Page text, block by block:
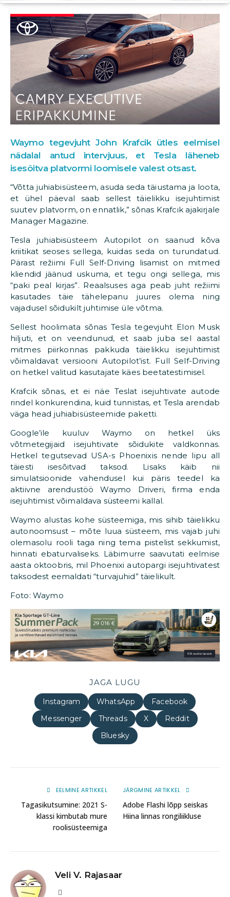
Waymo tegevjuht John Krafcik ütles eelmisel
nädalal antud intervjuus, et Tesla läheneb
isesõitva platvormi loomisele valest otsast.
“Võtta juhiabisüsteem, asuda seda täiustama ja loota,
et ühel päeval saab sellest täielikku isejuhtimist
suutev platvorm, on ennatlik,” sõnas Krafcik ajakirjale
Manager Magazine.
Tesla juhiabisüsteem Autopilot on saanud kõva
kriitikat seoses sellega, kuidas seda on turundatud.
Pärast režiimi Full Self-Driving lisamist on mitmed
kliendid jäänud uskuma, et tegu ongi sellega, mis
“paki peal kirjas”. Reaalsuses aga peab juht režiimi
kasutades täie tähelepanu juures olema ning
vajadusel sõidukilt juhtimise üle võtma.
Sellest hoolimata sõnas Tesla tegevjuht Elon Musk
hiljuti, et on veendunud, et saab juba sel aastal
mitmes piirkonnas pakkuda täielikku isejuhtimist
võimaldavat versiooni Autopilot’ist. Full Self-Driving
on hetkel valitud kasutajate käes beetatestimisel.
Krafcik sõnas, et ei näe Teslat isejuhtivate autode
rindel konkurendina, kuid tunnistas, et Tesla arendab
väga head juhiabisüsteemide paketti.
Google’ile kuuluv Waymo on hetkel üks
võtmetegijaid isejuhtivate sõidukite valdkonnas.
Hetkel tegutsevad USA-s Phoenixis nende lipu all
täiesti isesõitvad taksod. Lisaks käib nii
simulatsioonide vahendusel kui päris teedel ka
aktiivne arendustöö Waymo Driveri, firma enda
isejuhtimist võimaldava süsteemi kallal.
Waymo alustas kohe süsteemiga, mis sihib täielikku
autonoomsust – mõte luua süsteem, mis vajab juhi
olemasolu rooli taga ning tema pistelist sekkumist,
hinnati ebaturvaliseks. Läbimurre saavutati eelmise
aasta oktoobris, mil Phoenixi autopargi isejuhtivatest
taksodest eemaldati “turvajuhid” täielikult.
Foto: Waymo
JAGA LUGU
Instagram WhatsApp
Facebook
Messenger
Threads X
Reddit
Bluesky
EELMINE ARTIKKEL
Tagasikutsumine: 2021 S-
klassi kimbutab mure
roolisüsteemiga
JÄRGMINE ARTIKKEL
Adobe Flashi lõpp seiskas
Hiina linnas rongiliikluse
Veli V. Rajasaar